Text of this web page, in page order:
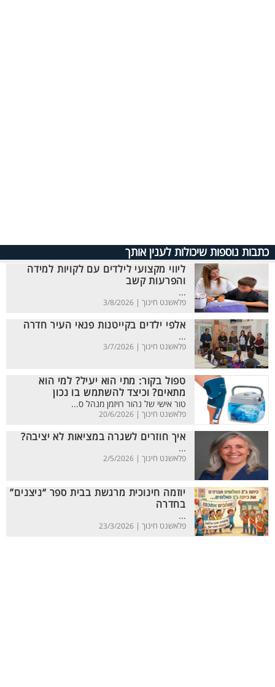
כתבות נוספות שיכולות לענין אותך
ליווי מקצועי לילדים עם לקויות למידה
והפרעות קשב
...
פלאשנט חינוך | 3/8/2026
אלפי ילדים בקייטנות פנאי העיר חדרה
...
פלאשנט חינוך | 3/7/2026
טפול בקור: מתי הוא יעיל? למי הוא
מתאים? וכיצד להשתמש בו נכון
טור אישי של נהור רויזמן מנהל ס...
פלאשנט חינוך | 20/6/2026
איך חוזרים לשגרה במציאות לא יציבה?
...
פלאשנט חינוך | 2/5/2026
יוזמה חינוכית מרגשת בבית ספר “ניצנים”
בחדרה
...
פלאשנט חינוך | 23/3/2026